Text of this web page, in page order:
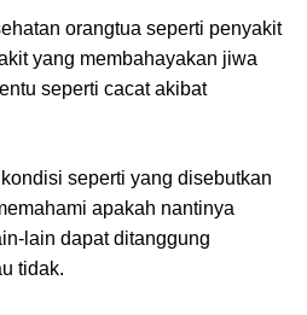
orangtua seperti penyakit
yang membahayakan jiwa
seperti cacat akibat
seperti yang disebutkan
apakah nantinya
lain dapat ditanggung
tidak.